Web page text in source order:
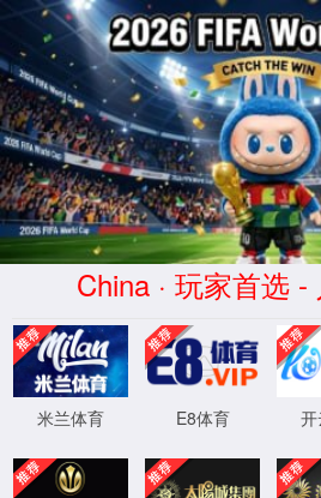
hjc888黄金城(中国)
Website homepage
XML 地图